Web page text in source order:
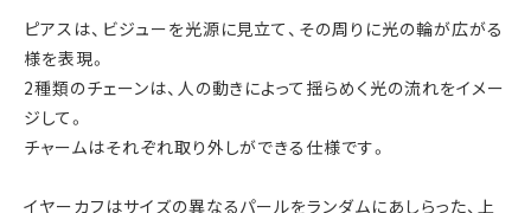
ピアスは、ビジューを光源に見立て、その周りに光の輪が広がる
様を表現。
2種類のチェーンは、人の動きによって揺らめく光の流れをイメー
ジして。
チャームはそれぞれ取り外しができる仕様です。
イヤーカフはサイズの異なるパールをランダムにあしらった、上